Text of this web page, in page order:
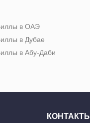
в ОАЭ
в Дубае
в Абу-Даби
КОНТАКТЫ